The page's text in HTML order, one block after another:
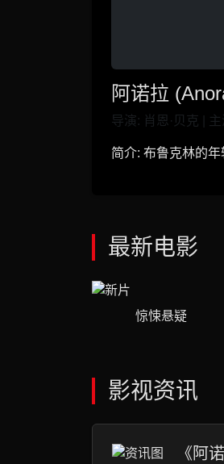
阿诺拉
导演: 肖恩·贝克 |
简介: 布鲁克林的
最新电影
惊悚悬疑
影视资讯
《阿